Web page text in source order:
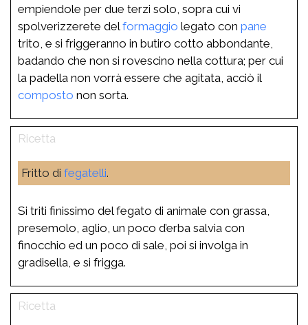
empiendole per due terzi solo, sopra cui vi
spolverizzerete delformaggio legato con pane
trito, e si friggeranno in butiro cotto abbondante,
badando che non si rovescino nella cottura; per cui
la padella non vorrà essere che agitata, acciò il
composto non sorta.
Fritto di fegatelli.
Si triti finissimo del fegato di animale con grassa,
presemolo, aglio, un poco d’erba salvia con
finocchio ed un poco di sale, poi si involga in
gradisella, e si frigga.